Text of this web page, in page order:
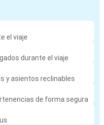
el viaje
durante el viaje
y asientos reclinables
de forma segura